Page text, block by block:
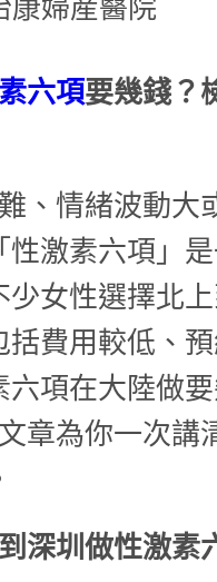
康婦産醫院
六項要幾錢？
、情緒波動大
激素六項」
女性選擇北
費用較低、預
項在大陸做
章為你一次講
深圳做性激素